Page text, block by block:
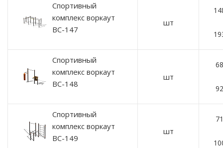
Спортивный
комплекс воркаут
ВС-147
шт
Спортивный
комплекс воркаут
ВС-148
шт
Спортивный
комплекс воркаут
ВС-149
шт